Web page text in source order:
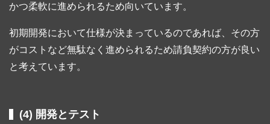
かつ柔軟に進められるため向いています。
初期開発において仕様が決まっているのであれば、その方
がコストなど無駄なく進められるため請負契約の方が良い
と考えています。
(4) 開発とテスト